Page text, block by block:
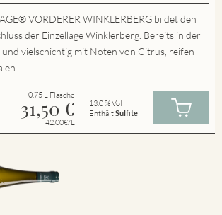
VORDERER WINKLERBERG bildet den
der Einzellage Winklerberg. Bereits in der
und vielschichtig mit Noten von Citrus, reifen
0.75 L Flasche
31,50 €
42.00€/L
13.0 % Vol
EnthältSulfite